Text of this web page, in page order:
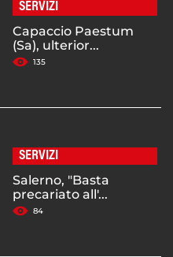
SERVIZI
Capaccio Paestum
(Sa), ulterior...
135
SERVIZI
Salerno, "Basta
precariato all'...
84